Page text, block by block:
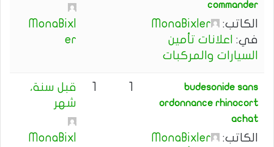
commander
الكاتب:
MonaBixler
في: اعلانات تأمين
السيارات والمركبات
MonaBixl
er
budesonide sans
ordonnance rhinocort
achat
الكاتب:
MonaBixler
قبل سنة،
شهر
MonaBixl